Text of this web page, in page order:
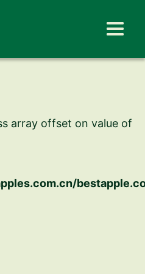
array offset on value of